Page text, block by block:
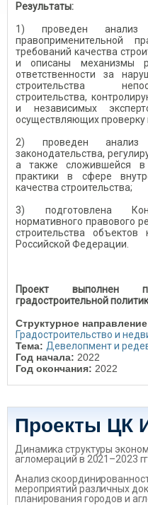
Результаты:
1) проведен анализ
правоприменительной
требований качества
и описаны механизмы
ответственности за
строительства
строительства,
и независимых
осуществляющих проверку
2) проведен анализ
законодательства,
а также сложившейся в
практики в сфере
качества строительства;
3) подготовлена
нормативного правового
строительства объектов
Российской Федерации.
Проект выполнен
градостроительной
Структурное
Градостроительство и
Тема: Девелопмент и
Год начала: 2022
Год окончания: 2022
Проекты ЦК
Динамика структуры
агломераций в 2021–2023 гг.
Анализ
мероприятий различных
планирования городов и